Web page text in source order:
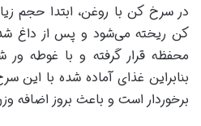
در سرخ کن با روغن، ابتدا حجم
کن ریخته می‌شود و پس از داغ
محفظه قرار گرفته و با غوطه
بنابراین غذای آماده شده با این
برخوردار است و باعث بروز اضافه